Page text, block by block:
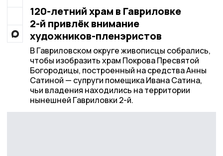
120-летний храм в Гавриловке
2-й привлёк внимание
художников-пленэристов
В Гавриловском округе живописцы собрались,
чтобы изобразить храм Покрова Пресвятой
Богородицы, построенный на средства Анны
Сатиной — супруги помещика Ивана Сатина,
чьи владения находились на территории
нынешней Гавриловки 2-й.